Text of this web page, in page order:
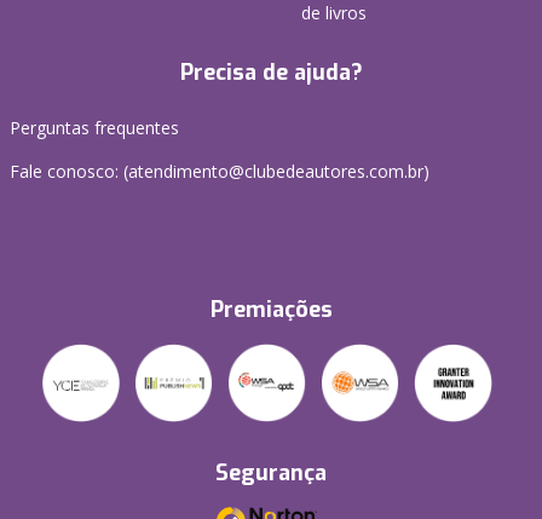
de livros
Precisa de ajuda?
Perguntas frequentes
Fale conosco: (atendimento@clubedeautores.com.br)
Premiações
Segurança